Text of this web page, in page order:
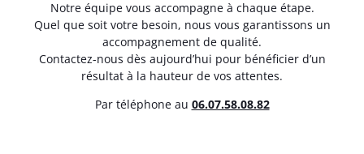
Notre équipe vous accompagne à chaque étape.
Quel que soit votre besoin, nous vous garantissons un
accompagnement de qualité.
Contactez-nous dès aujourd’hui pour bénéficier d’un
résultat à la hauteur de vos attentes.
Par téléphone au 06.07.58.08.82